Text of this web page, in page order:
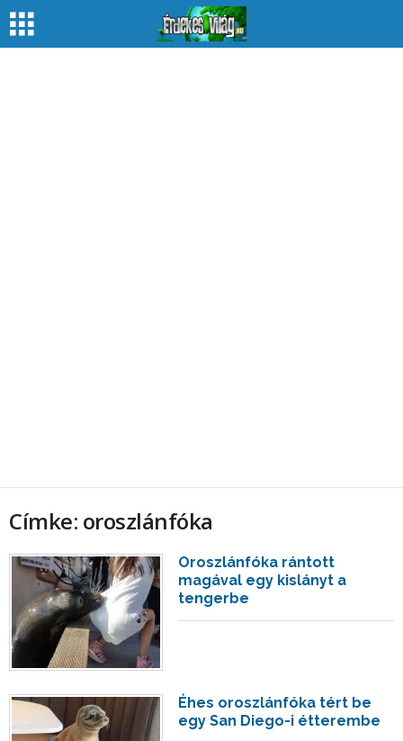
Címke: oroszlánfóka
Oroszlánfóka rántott
magával egy kislányt a
tengerbe
Éhes oroszlánfóka tért be
egy San Diego-i étterembe